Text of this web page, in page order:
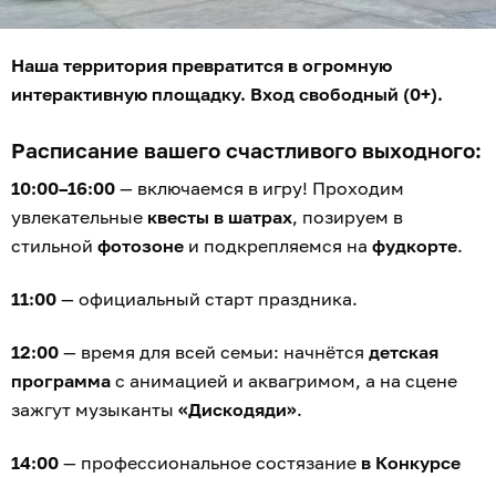
Наша территория превратится в огромную
интерактивную площадку. Вход свободный (0+).
Расписание вашего счастливого выходного:
10:00–16:00 — включаемся в игру! Проходим
увлекательные квесты в шатрах, позируем в
стильной фотозоне и подкрепляемся на фудкорте.
11:00 — официальный старт праздника.
12:00 — время для всей семьи: начнётся детская
программа с анимацией и аквагримом, а на сцене
зажгут музыканты «Дискодяди».
14:00 — профессиональное состязание в Конкурсе